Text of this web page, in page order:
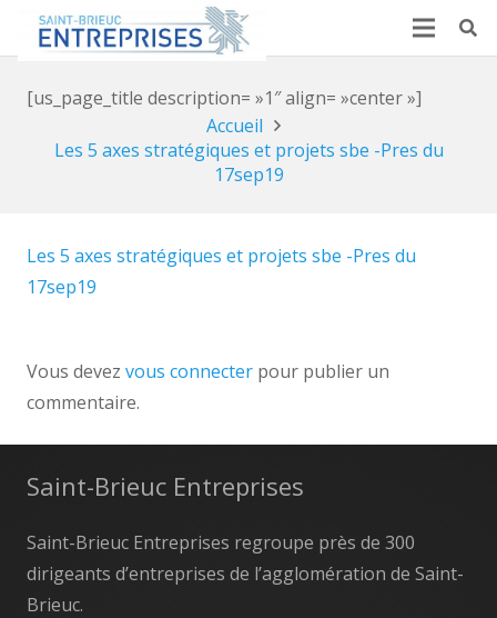
[us_page_title description= »1″ align= »center »]
Accueil
Les 5 axes stratégiques et projets sbe -Pres du
17sep19
Les 5 axes stratégiques et projets sbe -Pres du
17sep19
Vous devez vous connecter pour publier un
commentaire.
Saint-Brieuc Entreprises
Saint-Brieuc Entreprises regroupe près de 300
dirigeants d’entreprises de l’agglomération de Saint-
Brieuc.